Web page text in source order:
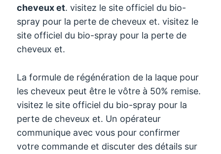
cheveux et. visitez le site officiel du bio-
spray pour la perte de cheveux et. visitez le
site officiel du bio-spray pour la perte de
cheveux et.
La formule de régénération de la laque pour
les cheveux peut être le vôtre à 50% remise.
visitez le site officiel du bio-spray pour la
perte de cheveux et. Un opérateur
communique avec vous pour confirmer
votre commande et discuter des détails sur